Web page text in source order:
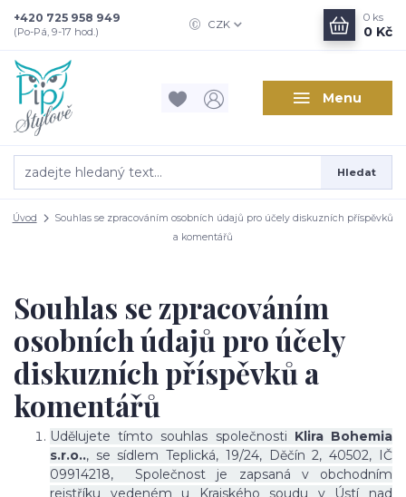
Menu
CZK
Hledat
+420 725 958 949
(Po-Pá, 9-17 hod.)
0 ks
0 Kč
Úvod
Souhlas se zpracováním osobních údajů pro účely diskuzních příspěvků
a komentářů
Souhlas se zpracováním
osobních údajů pro účely
diskuzních příspěvků a
komentářů
Udělujete tímto souhlas společnosti Klira Bohemia
s.r.o.., se sídlem Teplická, 19/24, Děčín 2, 40502, IČ
09914218, Společnost je zapsaná v obchodním
rejstříku vedeném u Krajského soudu v Ústí nad